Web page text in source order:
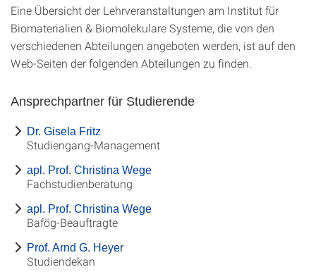
Eine Übersicht der Lehrveranstaltungen am Institut für
Biomaterialien & Biomolekulare Systeme, die von den
verschiedenen Abteilungen angeboten werden, ist auf den
Web-Seiten der folgenden Abteilungen zu finden.
Ansprechpartner für Studierende
Dr. Gisela Fritz
Studiengang-Management
apl. Prof. Christina Wege
Fachstudienberatung
apl. Prof. Christina Wege
Bafög-Beauftragte
Prof. Arnd G. Heyer
Studiendekan